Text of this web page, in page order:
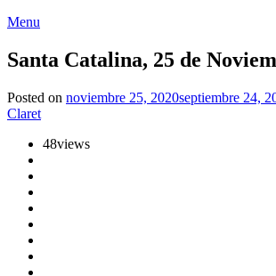
Menu
Santa Catalina, 25 de
Posted on noviembre 25, 2020septiembre 24,
Claret
48views